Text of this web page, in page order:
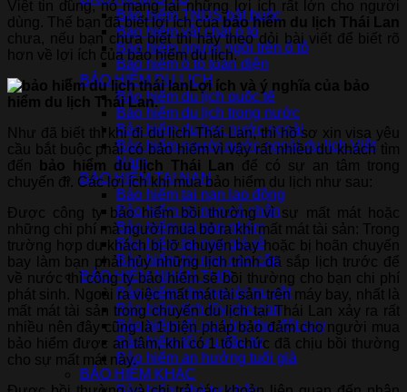
Bảo hiểm TNDS bắt buộc
Bảo hiểm vật chất ô tô
Bảo hiểm người ngồi trên ô tô
Bảo hiểm ô tô toàn diện
BẢO HIỂM DU LỊCH
Bảo hiểm du lịch quốc tế
Bảo hiểm du lịch trong nước
Bảo hiểm du học nước ngoài
Bảo hiểm người nước ngoài du lịch Việt
Nam
BẢO HIỂM TAI NẠN
Bảo hiểm tai nạn lao động
Bảo hiểm tai nạn cá nhân
Bảo hiểm tai nạn nhóm
Bảo hiểm tai nạn giá rẻ
Bảo hiểm tai nạn cao cấp
BẢO HIỂM NHÂN THỌ
Bảo hiểm cho người trụ cột
Bảo hiểm tích lũy cho con
Bảo hiểm tối ưu Ung thư đột quỵ
Bảo hiểm tối ưu đầu tư
Bảo hiểm an hưởng tuổi già
BẢO HIỂM KHÁC
Việt tin dùng, nó mang lại những lợi ích rất lớn cho người
dùng. Thế bạn đã biết lợi ích củabảo hiểm du lịch Thái Lan
chưa, nếu bạn chưa biết thì hãy theo dỏi bài viết để biết rõ
hơn về lợi ích của bảo hiểm du lịch.
Lợi ích và ý nghĩa của bảo
hiểm du lịch Thái Lan.
Như đã biết thì khi đi du lịch Thái Lan, thì hồ sơ xin visa yêu
cầu bắt buộc phải có bảo hiểm vì vậy rất nhiều du khách tìm
đến
bảo hiểm du lịch Thái Lan để có sự an tâm trong
chuyến đi. Các lợi ích khi mua bảo hiểm du lịch như sau:
Được công ty bảo hiểm bồi thường vì sự mất mát hoặc
những chi phí mà người mua bỏ ra khi mất mát tài sản: Trong
trường hợp du khách bị lỡ chuyến bay hoặc bị hoãn chuyến
bay làm bạn phải hủy những lịch trình đã sắp lịch trước để
về nước thì công ty bảo hiểm sẽ bồi thường cho bạn chi phí
phát sinh. Ngoài ra việc mất mát tài sản trên máy bay, nhất là
mất mát tài sản trong chuyến du lịch tại Thái Lan xảy ra rất
nhiều nên đây cũng là 1 biện pháp bảo đảm cho người mua
bảo hiểm được an tâm, khi có 1 tổ chức đã chịu bồi thường
cho sự mất mát này.